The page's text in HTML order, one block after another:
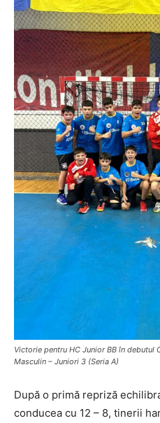
Victorie pentru HC Junior BB în debutul
Masculin – Juniori 3 (Seria A)
După o primă repriză
conducea cu 12 – 8, tinerii